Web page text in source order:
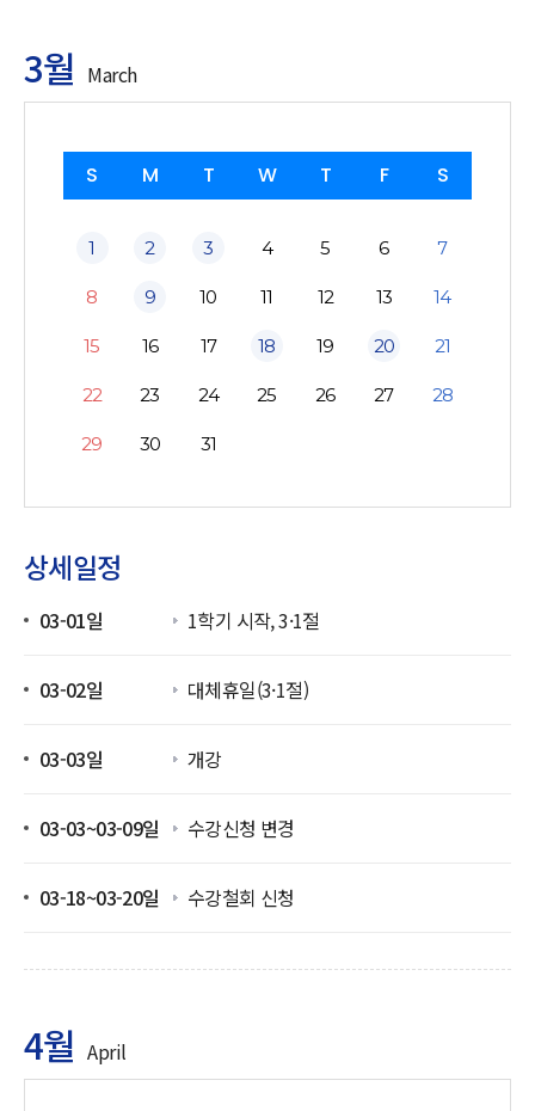
3월 March
S M T W T F S
1 2 3 4 5 6 7
8 9 10 11 12 13 14
15 16 17 18 19 20 21
22 23 24 25 26 27 28
29 30 31
상세일정
03-01일 1학기 시작, 3·1절
03-02일 대체휴일(3·1절)
03-03일 개강
03-03~03-09일 수강신청 변경
03-18~03-20일 수강철회 신청
4월 April